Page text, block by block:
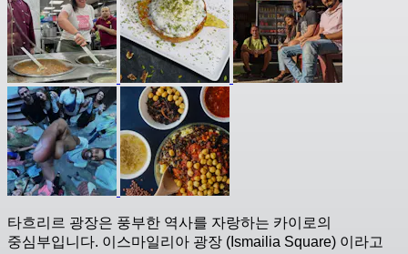
타흐리르 광장은 풍부한 역사를 자랑하는 카이로의
중심부입니다. 이스마일리아 광장 (Ismailia Square) 이라고